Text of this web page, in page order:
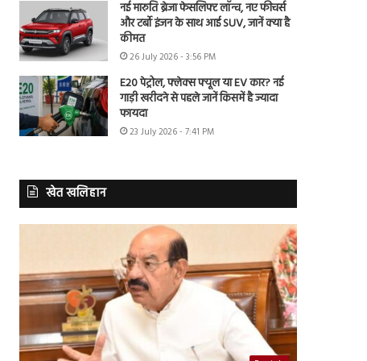
नई मारुति ब्रेजा फेसलिफ्ट लॉन्च, नए फीचर्स
और टर्बो इंजन के साथ आई SUV, जानें क्या है
कीमत
26 July 2026 - 3:56 PM
E20 पेट्रोल, फ्लेक्स फ्यूल या EV कार? नई
गाड़ी खरीदने से पहले जानें किसमें है ज्यादा
फायदा
23 July 2026 - 7:41 PM
खेत खलिहान